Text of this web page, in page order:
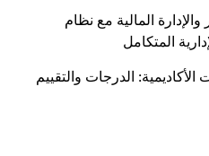
والإدارة المالية مع نظام
المتكامل
الأكاديمية: الدرجات والتقييم